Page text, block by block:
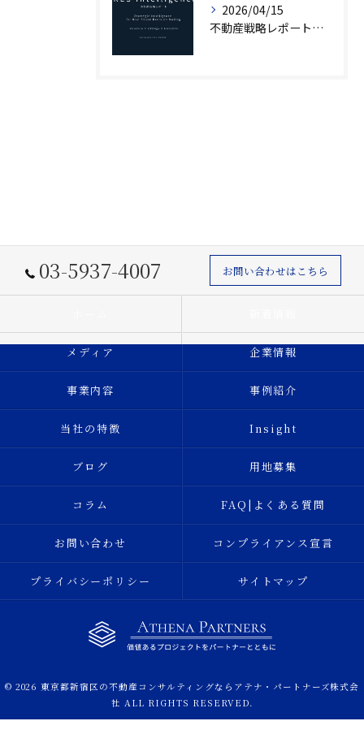
2026/04/15
不動産戦略レポート「IRES Intelligence」創刊｜市場構造から読み解く意思決定
03-5937-4007 お問い合わせはこちら
メディア 企業情報
事業内容 事例紹介
当社の特徴 Insight
ブログ 用地募集
コラム FAQ|よくある質問
お問い合わせ コンプライアンス宣言
プライバシーポリシー サイトマップ
© 2026 東京都新宿区の不動産コンサルティングならアテナ・パートナーズ株式会
社 ALL RIGHTS RESERVED.